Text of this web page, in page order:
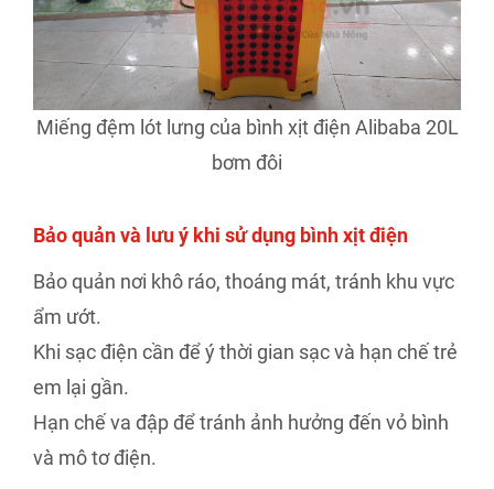
Miếng đệm lót lưng của bình xịt điện Alibaba 20L
bơm đôi
Bảo quản và lưu ý khi sử dụng bình xịt điện
Bảo quản nơi khô ráo, thoáng mát, tránh khu vực
ẩm ướt.
Khi sạc điện cần để ý thời gian sạc và hạn chế trẻ
em lại gần.
Hạn chế va đập để tránh ảnh hưởng đến vỏ bình
và mô tơ điện.